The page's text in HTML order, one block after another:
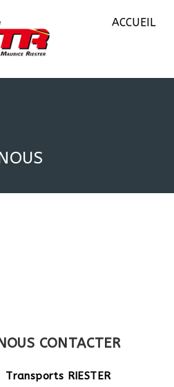
ACCUEIL
CONTACTER
Transports RIESTER